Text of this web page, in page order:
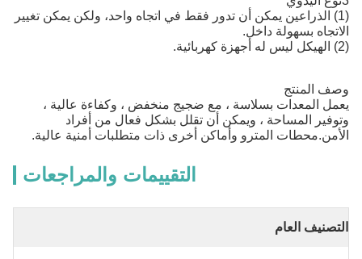
(1) الذراعين يمكن أن تدور فقط في اتجاه واحد، ولكن يمكن تغيير
الاتجاه بسهولة داخل.
(2) الهيكل ليس له أجهزة كهربائية.
وصف المنتج
يعمل المعدات بسلاسة ، مع ضجيج منخفض ، وكفاءة عالية ،
وتوفير المساحة ، ويمكن أن تقلل بشكل فعال من أفراد
الأمن.محطات المترو وأماكن أخرى ذات متطلبات أمنية عالية.
التقييمات والمراجعات
التصنيف العام